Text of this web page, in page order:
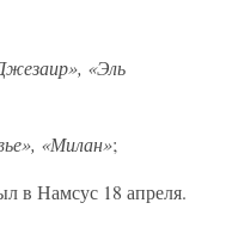
«Эль
«Милан»;
в Намсус 18 апреля.